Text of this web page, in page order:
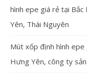
hình epe giá rẻ tại Bắc
Yên, Thái Nguyên
Mút xốp định hình epe
Hưng Yên, công ty